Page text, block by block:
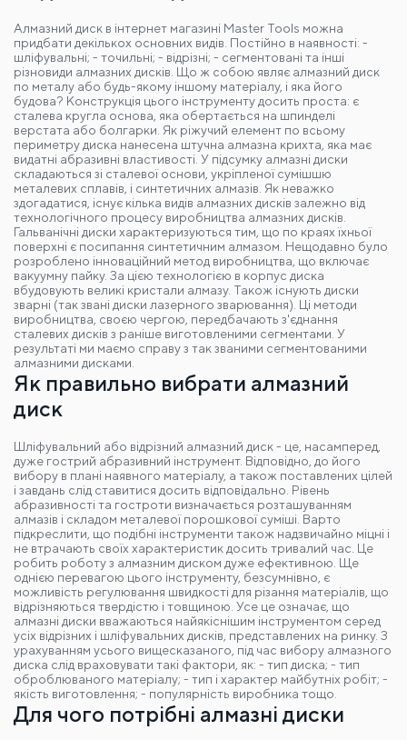
Алмазний диск в інтернет магазині Master Tools можна
придбати декількох основних видів. Постійно в наявності: -
шліфувальні; - точильні; - відрізні; - сегментовані та інші
різновиди алмазних дисків. Що ж собою являє алмазний диск
по металу або будь-якому іншому матеріалу, і яка його
будова? Конструкція цього інструменту досить проста: є
сталева кругла основа, яка обертається на шпинделі
верстата або болгарки. Як ріжучий елемент по всьому
периметру диска нанесена штучна алмазна крихта, яка має
видатні абразивні властивості. У підсумку алмазні диски
складаються зі сталевої основи, укріпленої сумішшю
металевих сплавів, і синтетичних алмазів. Як неважко
здогадатися, існує кілька видів алмазних дисків залежно від
технологічного процесу виробництва алмазних дисків.
Гальванічні диски характеризуються тим, що по краях їхньої
поверхні є посипання синтетичним алмазом. Нещодавно було
розроблено інноваційний метод виробництва, що включає
вакуумну пайку. За цією технологією в корпус диска
вбудовують великі кристали алмазу. Також існують диски
зварні (так звані диски лазерного зварювання). Ці методи
виробництва, своєю чергою, передбачають з'єднання
сталевих дисків з раніше виготовленими сегментами. У
результаті ми маємо справу з так званими сегментованими
алмазними дисками.
Як правильно вибрати алмазний
диск
Шліфувальний або відрізний алмазний диск - це, насамперед,
дуже гострий абразивний інструмент. Відповідно, до його
вибору в плані наявного матеріалу, а також поставлених цілей
і завдань слід ставитися досить відповідально. Рівень
абразивності та гостроти визначається розташуванням
алмазів і складом металевої порошкової суміші. Варто
підкреслити, що подібні інструменти також надзвичайно міцні і
не втрачають своїх характеристик досить тривалий час. Це
робить роботу з алмазним диском дуже ефективною. Ще
однією перевагою цього інструменту, безсумнівно, є
можливість регулювання швидкості для різання матеріалів, що
відрізняються твердістю і товщиною. Усе це означає, що
алмазні диски вважаються найякіснішим інструментом серед
усіх відрізних і шліфувальних дисків, представлених на ринку. З
урахуванням усього вищесказаного, під час вибору алмазного
диска слід враховувати такі фактори, як: - тип диска; - тип
оброблюваного матеріалу; - тип і характер майбутніх робіт; -
якість виготовлення; - популярність виробника тощо.
Для чого потрібні алмазні диски